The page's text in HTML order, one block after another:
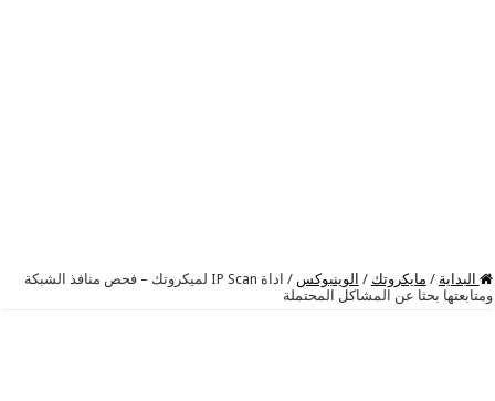
البداية / مايكروتك / الوينبوكس /
اداة IP Scan لميكروتك – فحص منافذ الشبكة
ومتابعتها بحثا عن المشاكل المحتملة